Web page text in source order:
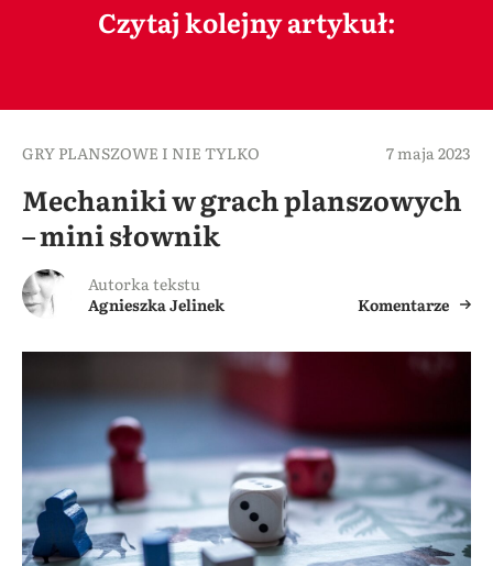
Czytaj kolejny artykuł:
GRY PLANSZOWE I NIE TYLKO 7 maja 2023
Mechaniki w grach planszowych
– mini słownik
Autorka tekstu
Agnieszka Jelinek
Komentarze